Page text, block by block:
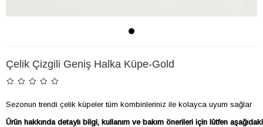
Çelik Çizgili Geniş Halka Küpe-Gold
Sezonun trendi çelik küpeler tüm kombinleriniz ile kolayca uyum sağlar
Ürün hakkında detaylı bilgi, kullanım ve bakım önerileri için lütfen